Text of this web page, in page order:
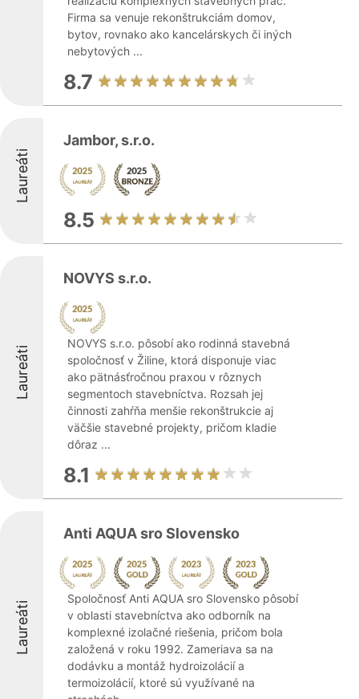
Firma sa venuje rekonštrukciám domov,
bytov, rovnako ako kancelárskych či iných
nebytových ...
8.7
Laureáti
Jambor, s.r.o.
8.5
Laureáti
NOVYS s.r.o.
NOVYS s.r.o. pôsobí ako rodinná stavebná
spoločnosť v Žiline, ktorá disponuje viac
ako pätnásťročnou praxou v rôznych
segmentoch stavebníctva. Rozsah jej
činnosti zahŕňa menšie rekonštrukcie aj
väčšie stavebné projekty, pričom kladie
dôraz ...
8.1
Laureáti
Anti AQUA sro Slovensko
Spoločnosť Anti AQUA sro Slovensko pôsobí
v oblasti stavebníctva ako odborník na
komplexné izolačné riešenia, pričom bola
založená v roku 1992. Zameriava sa na
dodávku a montáž hydroizolácií a
termoizolácií, ktoré sú využívané na